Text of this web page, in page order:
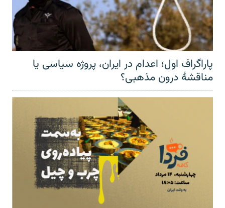
پاراگراف اول؛ اعدام در ایران، پروژه سیاسی یا
مناقشهٔ درون مذهبی؟